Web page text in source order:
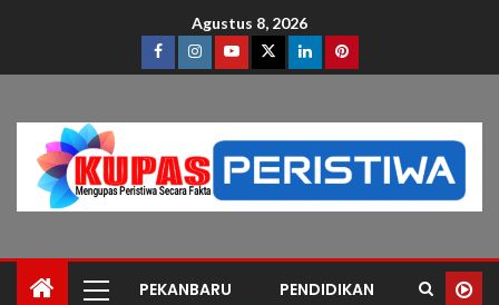
Agustus 8, 2026
PEKANBARU PENDIDIKAN